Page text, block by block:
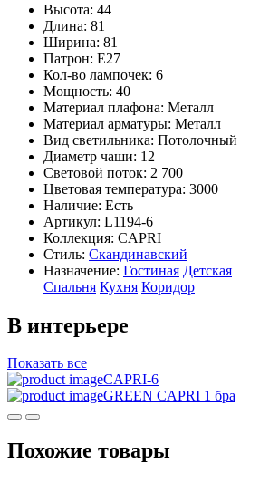
Высота: 44
Длина: 81
Ширина: 81
Патрон: E27
Кол-во лампочек: 6
Мощность: 40
Материал плафона: Металл
Материал арматуры: Металл
Вид светильника: Потолочный
Диаметр чаши: 12
Световой поток: 2 700
Цветовая температура: 3000
Наличие: Есть
Артикул: L1194-6
Коллекция: CAPRI
Стиль: Скандинавский
Назначение: Гостиная Детская
Спальня Кухня Коридор
В интерьере
Показать все
CAPRI-6
GREEN CAPRI 1 бра
Похожие товары